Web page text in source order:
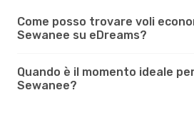
Come posso trovare voli
Sewanee su eDreams?
Quando è il momento ideale
Sewanee?